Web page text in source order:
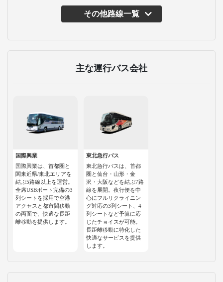
その他路線一覧
主な運行バス会社
国際興業
国際興業は、首都圏と
関東近県/東北エリアを
結ぶ5路線以上を運営。
全席USBポート完備の3
列シートを採用で空港
アクセスと都市間移動
の両面で、快適な長距
離移動を提供します。
東北急行バス
東北急行バスは、首都
圏と仙台・山形・金
沢・大阪などを結ぶ7路
線を展開。夜行便を中
心にフルリクライニン
グ対応の3列シート、4
列シートなど予算に応
じたチョイスが可能。
長距離移動に特化した
快適なサービスを提供
します。